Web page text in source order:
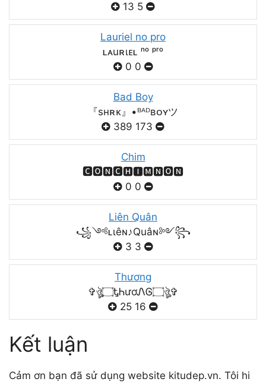
13 5
Lauriel no pro
ʟᴀuʀιᴇʟ ⁿᵒ ᵖʳᵒ
0 0
Bad Boy
『sʜʀᴋ』•ᴮᴬᴰʙᴏʏツ
389 173
Chim
🅲🅾🅽🅲🅷🅸🅼🅽🅾🅽
0 0
Liên Quân
꧁༺ʟιêɴ♪Quâɴ༻꧂
3 3
Thương
✞ঔৣ۝ᎿᏂươᏁᎶ۝ঔৣ✞
25 16
Kết luận
Cảm ơn bạn đã sử dụng website kitudep.vn. Tôi hi